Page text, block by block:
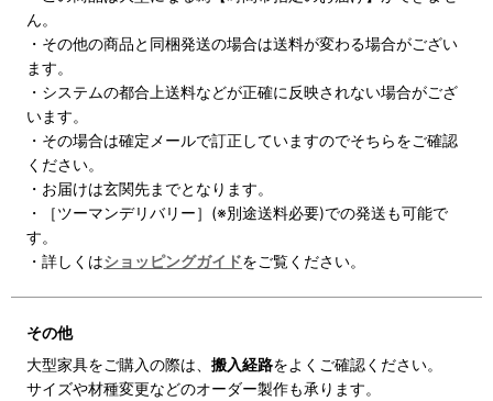
ん。
・その他の商品と同梱発送の場合は送料が変わる場合がござい
ます。
・システムの都合上送料などが正確に反映されない場合がござ
います。
・その場合は確定メールで訂正していますのでそちらをご確認
ください。
・お届けは玄関先までとなります。
・［ツーマンデリバリー］(※別途送料必要)での発送も可能で
す。
・詳しくはショッピングガイドをご覧ください。
その他
大型家具をご購入の際は、搬入経路をよくご確認ください。
サイズや材種変更などのオーダー製作も承ります。